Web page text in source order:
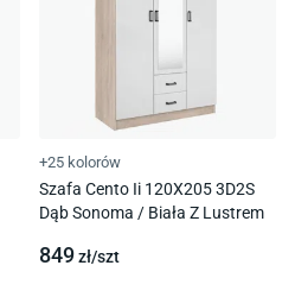
+25 kolorów
Szafa Cento Ii 120X205 3D2S
Dąb Sonoma / Biała Z Lustrem
849zł/szt